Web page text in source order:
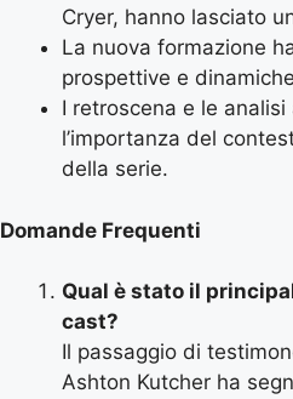
Cryer, hanno lasciato
La nuova formazione
prospettive e
I retroscena e le
l’importanza del
della serie.
Domande Frequenti
Qual è stato il
cast?
Il passaggio di
Ashton Kutcher ha